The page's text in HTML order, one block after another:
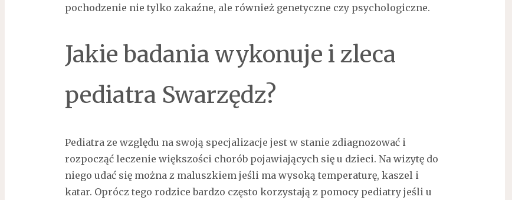
pochodzenie nie tylko zakaźne, ale również genetyczne czy psychologiczne.
Jakie badania wykonuje i zleca
pediatra Swarzędz?
Pediatra ze względu na swoją specjalizacje jest w stanie zdiagnozować i
rozpocząć leczenie większości chorób pojawiających się u dzieci. Na wizytę do
niego udać się można z maluszkiem jeśli ma wysoką temperaturę, kaszel i
katar. Oprócz tego rodzice bardzo często korzystają z pomocy pediatry jeśli u